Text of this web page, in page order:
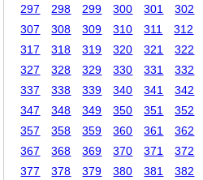
297
298 299 300 301 302
307
308 309 310 311 312
317
318 319 320 321 322
327
328 329 330 331 332
337
338 339 340 341 342
347
348 349 350 351 352
357
358 359 360 361 362
367
368 369 370 371 372
377
378 379 380 381 382